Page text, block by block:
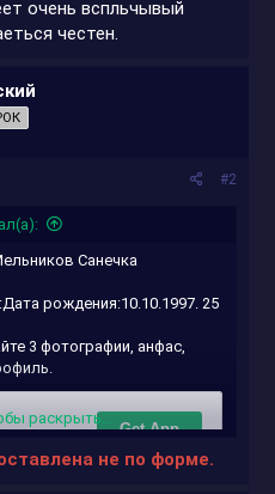
очень вспльчывый
честен.
#2
Санечка
рождения:10.10.1997. 25
3 фотографии, анфас,
раскрыть...
не по форме.